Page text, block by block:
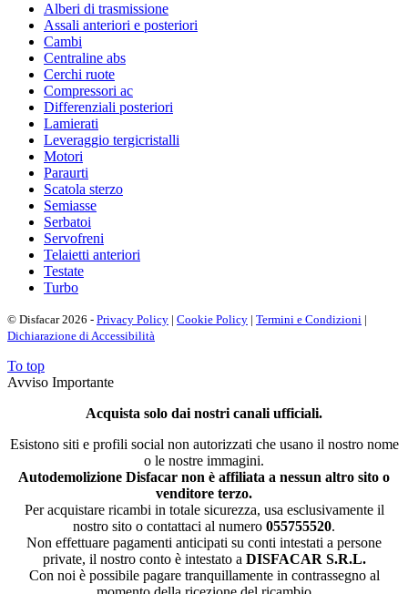
Alberi di trasmissione
Assali anteriori e posteriori
Cambi
Centraline abs
Cerchi ruote
Compressori ac
Differenziali posteriori
Lamierati
Leveraggio tergicristalli
Motori
Paraurti
Scatola sterzo
Semiasse
Serbatoi
Servofreni
Telaietti anteriori
Testate
Turbo
© Disfacar 2026 - Privacy Policy | Cookie Policy | Termini e Condizioni |
Dichiarazione di Accessibilità
To top
Avviso Importante
Acquista solo dai nostri canali ufficiali.
Esistono siti e profili social non autorizzati che usano il nostro nome
o le nostre immagini.
Autodemolizione Disfacar non è affiliata a nessun altro sito o
venditore terzo.
Per acquistare ricambi in totale sicurezza, usa esclusivamente il
nostro sito o contattaci al numero 055755520.
Non effettuare pagamenti anticipati su conti intestati a persone
private, il nostro conto è intestato a DISFACAR S.R.L.
Con noi è possibile pagare tranquillamente in contrassegno al